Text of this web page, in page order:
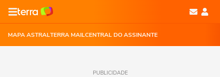
MAPA ASTRALTERRA MAILCENTRAL DO ASSINANTE
PUBLICIDADE